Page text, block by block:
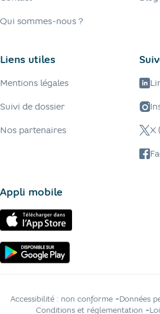
Qui sommes-nous ?
Liens utiles
Mentions légales
Suivi de dossier
Nos partenaires X
Appli mobile
Accessibilité : non conforme -Données
Conditions et réglementation -